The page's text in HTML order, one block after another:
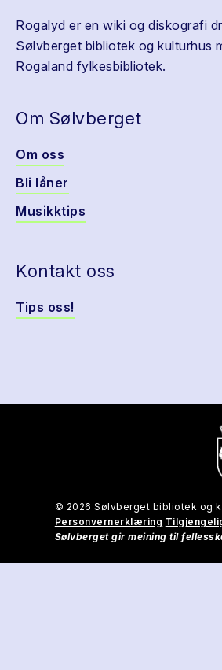
Rogalyd er en wiki og diskografi
Sølvberget bibliotek og kulturhus
Rogaland fylkesbibliotek.
Om Sølvberget
Om oss
Bli låner
Musikktips
Kontakt oss
Tips oss!
© 2026 Sølvberget bibliotek og
Personvernerklæring
Sølvberget gir meining til